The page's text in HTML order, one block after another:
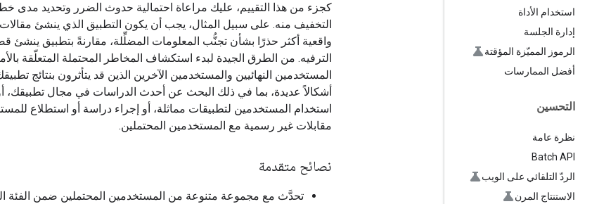
استخدام الأداة
إدارة الجلسة
الرموز المميّزة المؤقتة
أفضل الممارسات
التحسين
نظرة عامة
Batch API
الردّ التلقائي على الويب
الاستنتاج المرن
كجزء من هذا التقييم، عليك مراعاة احتمالية حدوث الضرر وتحديد مدى
التخفيف منه. على سبيل المثال، يجب أن يكون التطبيق الذي ينشئ مقالات
واقعية أكثر حذرًا بشأن تجنُّب المعلومات المضلِّلة، مقارنةً بتطبيق ينشئ
الترفيه. من الطرق الجيدة لبدء استكشاف المخاطر المحتملة المتعلّقة
المستخدمين النهائيين والمستخدمين الآخرين الذين قد يتأثرون بنتائج
أشكالاً عديدة، بما في ذلك البحث عن أحدث الدراسات في مجال تطبيقك،
استخدام المستخدمين لتطبيقات مماثلة، أو إجراء دراسة أو استطلاع
مقابلات غير رسمية مع المستخدمين المحتملين.
نصائح متقدمة
تحدَّث مع مجموعة متنوعة من المستخدمين المحتملين ضمن الفئة